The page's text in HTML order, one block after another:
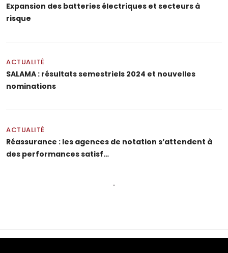
Expansion des batteries électriques et secteurs à
risque
ACTUALITÉ
SALAMA : résultats semestriels 2024 et nouvelles
nominations
ACTUALITÉ
Réassurance : les agences de notation s’attendent à
des performances satisf…